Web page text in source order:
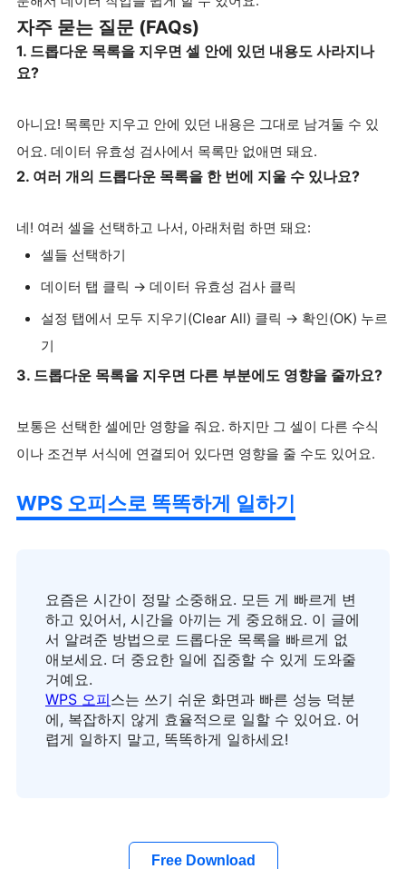
자주 묻는 질문 (FAQs)
1. 드롭다운 목록을 지우면 셀 안에 있던 내용도 사라지나
요?
아니요! 목록만 지우고 안에 있던 내용은 그대로 남겨둘 수 있
어요. 데이터 유효성 검사에서 목록만 없애면 돼요.
2. 여러 개의 드롭다운 목록을 한 번에 지울 수 있나요?
네! 여러 셀을 선택하고 나서, 아래처럼 하면 돼요:
셀들 선택하기
데이터 탭 클릭 → 데이터 유효성 검사 클릭
설정 탭에서 모두 지우기(Clear All) 클릭 → 확인(OK) 누르
기
3. 드롭다운 목록을 지우면 다른 부분에도 영향을 줄까요?
보통은 선택한 셀에만 영향을 줘요. 하지만 그 셀이 다른 수식
이나 조건부 서식에 연결되어 있다면 영향을 줄 수도 있어요.
WPS 오피스로 똑똑하게 일하기
요즘은 시간이 정말 소중해요. 모든 게 빠르게 변
하고 있어서, 시간을 아끼는 게 중요해요. 이 글에
서 알려준 방법으로 드롭다운 목록을 빠르게 없
애보세요. 더 중요한 일에 집중할 수 있게 도와줄
거예요.
WPS 오피스는 쓰기 쉬운 화면과 빠른 성능 덕분
에, 복잡하지 않게 효율적으로 일할 수 있어요. 어
렵게 일하지 말고, 똑똑하게 일하세요!
Free Download